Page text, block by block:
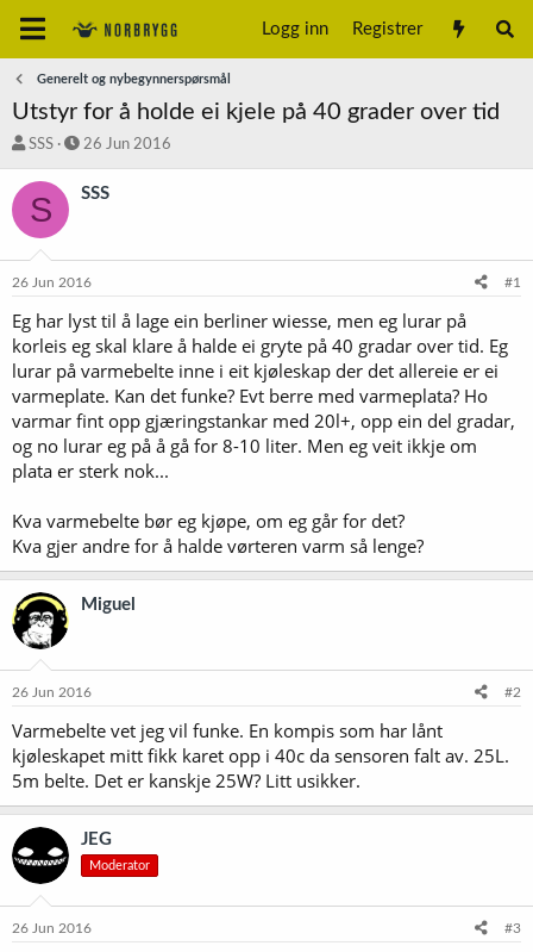
Logg inn Registrer
Generelt og nybegynnerspørsmål
Utstyr for å holde ei kjele på 40 grader over tid
T
å
d
t
e
r
SSS
S
a
o
26 Jun 2016
S SSS
26 Jun 2016 #1
Eg har lyst til å lage ein berliner wiesse, men eg lurar på
korleis eg skal klare å halde ei gryte på 40 gradar over tid. Eg
lurar på varmebelte inne i eit kjøleskap der det allereie er ei
varmeplate. Kan det funke? Evt berre med varmeplata? Ho
varmar fint opp gjæringstankar med 20l+, opp ein del gradar,
og no lurar eg på å gå for 8-10 liter. Men eg veit ikkje om
plata er sterk nok...
Kva varmebelte bør eg kjøpe, om eg går for det?
Kva gjer andre for å halde vørteren varm så lenge?
Miguel
26 Jun 2016 #2
Varmebelte vet jeg vil funke. En kompis som har lånt
kjøleskapet mitt fikk karet opp i 40c da sensoren falt av. 25L.
5m belte. Det er kanskje 25W? Litt usikker.
JEG
Moderator
26 Jun 2016 #3